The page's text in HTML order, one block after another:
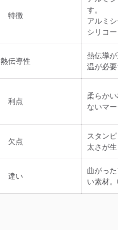
特徴
す。
アルミ
シリコ
熱伝導性
熱伝導
温が必要
利点
柔らか
ないマー
欠点
スタン
太さが
違い
曲がっ
い素材
虹色ホイル